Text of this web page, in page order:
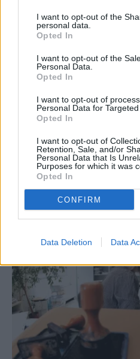
I want to opt-out of the
personal data.
Opted In
I want to opt-out of the
Personal Data.
Opted In
I want to opt-out of
Personal Data for Targeted
Opted In
I want to opt-out of
Retention, Sale, and/or
Personal Data that Is
Purposes for which it was
Opted In
CONFIRM
Data Deletion Data
Δήμος Θεσσαλονίκης
Facebook
Στο ΚΑΡΦΙ: Βούρκος έως τις
κάλπες